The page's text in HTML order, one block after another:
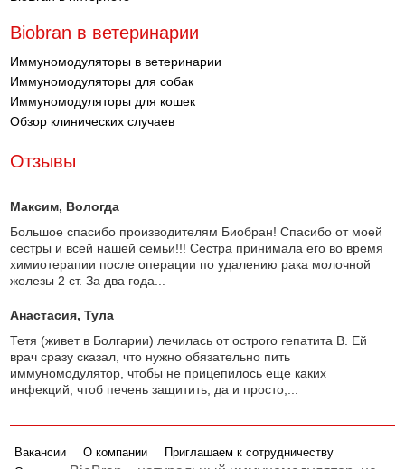
Biobran в ветеринарии
Иммуномодуляторы в ветеринарии
Иммуномодуляторы для собак
Иммуномодуляторы для кошек
Обзор клинических случаев
Отзывы
Максим, Вологда
Большое спасибо производителям Биобран! Спасибо от моей
сестры и всей нашей семьи!!! Сестра принимала его во время
химиотерапии после операции по удалению рака молочной
железы 2 ст. За два года...
Анастасия, Тула
Тетя (живет в Болгарии) лечилась от острого гепатита В. Ей
врач сразу сказал, что нужно обязательно пить
иммуномодулятор, чтобы не прицепилось еще каких
инфекций, чтоб печень защитить, да и просто,...
Вакансии О компании
Приглашаем к сотрудничеству